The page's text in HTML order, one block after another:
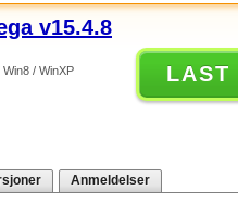
v15.4.8
/ WinXP LAST
Anmeldelser